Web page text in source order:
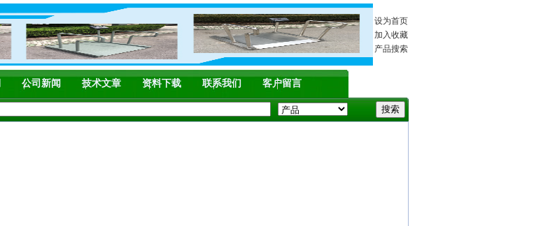
设为首页
加入收藏
产品搜索
公司新闻 技术文章 资料下载 联系我们 客户留言